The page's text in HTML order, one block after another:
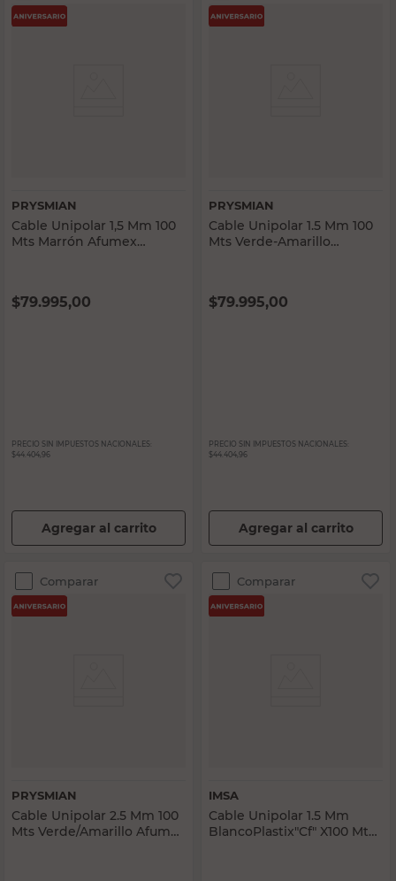
PRYSMIAN
Cable Unipolar 1,5 Mm 100
Mts Marrón Afumex
$79.995,00
PRECIO SIN IMPUESTOS NACIONALES:
$44.404,96
Agregar al carrito
PRYSMIAN
Cable Unipolar 1.5 Mm 100
Mts Verde-Amarillo
$79.995,00
PRECIO SIN IMPUESTOS NACIONALES:
$44.404,96
Agregar al carrito
Comparar
PRYSMIAN
Cable Unipolar 2.5 Mm 100
Mts Verde/Amarillo Afumex
Comparar
IMSA
Cable Unipolar 1.5 Mm
BlancoPlastix"Cf" X100 Mts